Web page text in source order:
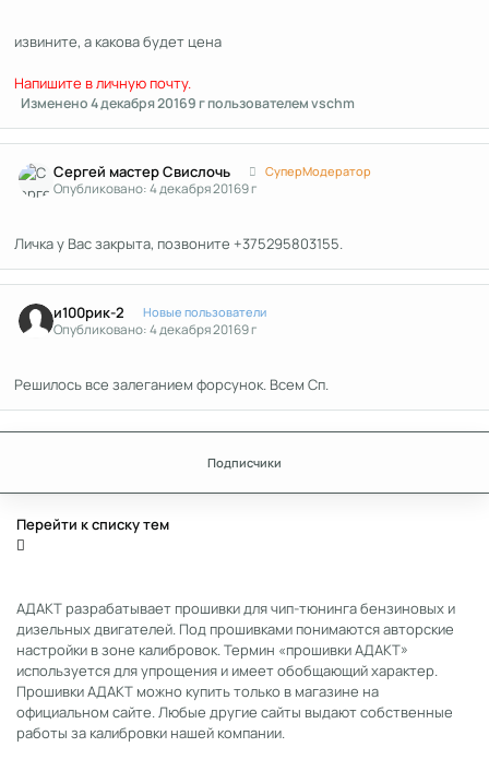
извините, а какова будет цена
Напишите в личную почту.
Изменено4 декабря 20169 гпользователем vschm
Сергей мастер Свислочь СуперМодератор
Опубликовано:4 декабря 20169 г
Личка у Вас закрыта, позвоните +375295803155.
и100рик-2 Новые пользователи
Опубликовано:4 декабря 20169 г
Решилось все залеганием форсунок. Всем Сп.
Подписчики
Перейти к списку тем
АДАКТ разрабатывает прошивки для чип-тюнинга бензиновых и
дизельных двигателей. Под прошивками понимаются авторские
настройки в зоне калибровок. Термин «прошивки АДАКТ»
используется для упрощения и имеет обобщающий характер.
Прошивки АДАКТ можно купить только в магазине на
официальном сайте. Любые другие сайты выдают собственные
работы за калибровки нашей компании.